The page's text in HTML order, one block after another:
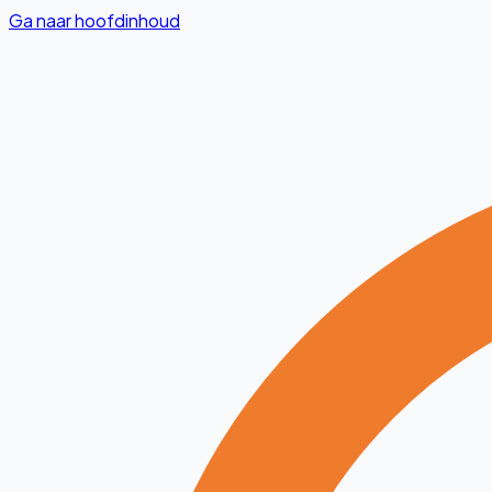
Ga naar hoofdinhoud